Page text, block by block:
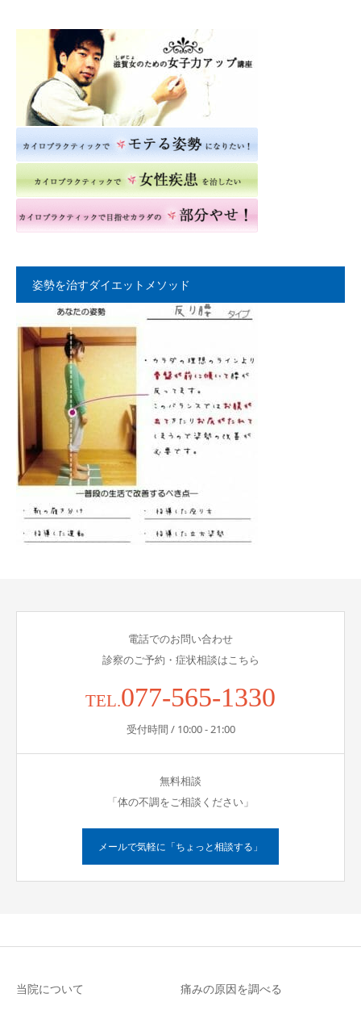
姿勢を治すダイエットメソッド
電話でのお問い合わせ
診察のご予約・症状相談はこちら
TEL.077-565-1330
受付時間 / 10:00 - 21:00
無料相談
「体の不調をご相談ください」
メールで気軽に「ちょっと相談する」
当院について
痛みの原因を調べる